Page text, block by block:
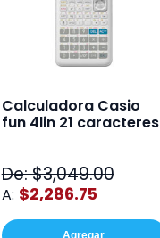
Calculadora Casio
fun 4lin 21 caracteres
De: $3,049.00
A: $2,286.75